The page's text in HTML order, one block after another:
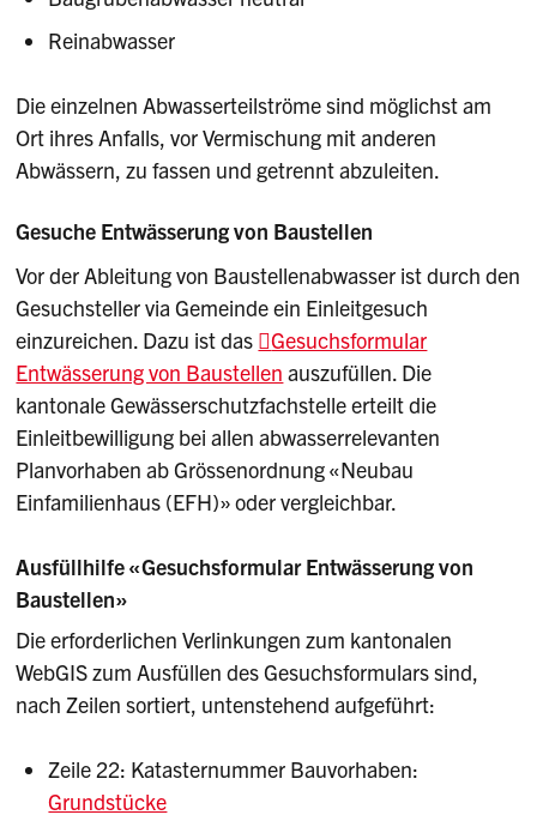
Reinabwasser
Die einzelnen Abwasserteilströme sind möglichst am
Ort ihres Anfalls, vor Vermischung mit anderen
Abwässern, zu fassen und getrennt abzuleiten.
Gesuche Entwässerung von Baustellen
Vor der Ableitung von Baustellenabwasser ist durch den
Gesuchsteller via Gemeinde ein Einleitgesuch
einzureichen. Dazu ist das
Gesuchsformular
Entwässerung von Baustellen auszufüllen. Die
kantonale Gewässerschutzfachstelle erteilt die
Einleitbewilligung bei allen abwasserrelevanten
Planvorhaben ab Grössenordnung «Neubau
Einfamilienhaus (EFH)» oder vergleichbar.
Ausfüllhilfe «Gesuchsformular Entwässerung von
Baustellen»
Die erforderlichen Verlinkungen zum kantonalen
WebGIS zum Ausfüllen des Gesuchsformulars sind,
nach Zeilen sortiert, untenstehend aufgeführt:
Zeile 22: Katasternummer Bauvorhaben:
Grundstücke